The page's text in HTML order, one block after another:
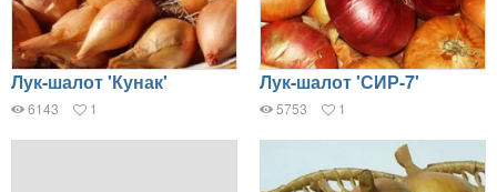
Лук-шалот 'Кунак'
6143 1
Лук-шалот 'СИР-7'
5753 1